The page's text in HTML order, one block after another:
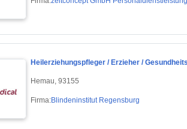
Heilerziehungspfleger / Erzieher /
Hemau, 93155
Firma:Blindeninstitut Regensburg